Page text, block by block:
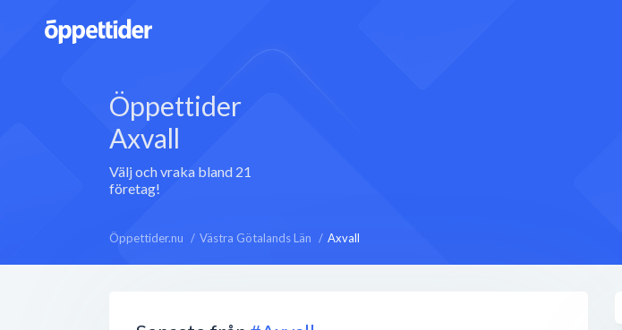
Öppettider
Axvall
Välj och vraka bland 21
företag!
Öppettider.nu Västra Götalands Län Axvall